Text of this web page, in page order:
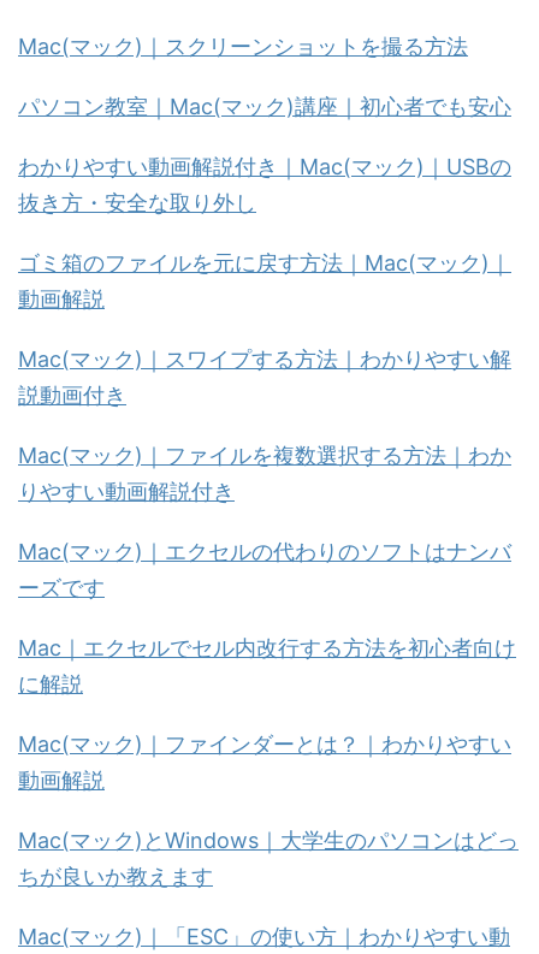
Mac(マック)｜スクリーンショットを撮る方法
パソコン教室｜Mac(マック)講座｜初心者でも安心
わかりやすい動画解説付き｜Mac(マック)｜USBの
抜き方・安全な取り外し
ゴミ箱のファイルを元に戻す方法｜Mac(マック)｜
動画解説
Mac(マック)｜スワイプする方法｜わかりやすい解
説動画付き
Mac(マック)｜ファイルを複数選択する方法｜わか
りやすい動画解説付き
Mac(マック)｜エクセルの代わりのソフトはナンバ
ーズです
Mac｜エクセルでセル内改行する方法を初心者向け
に解説
Mac(マック)｜ファインダーとは？｜わかりやすい
動画解説
Mac(マック)とWindows｜大学生のパソコンはどっ
ちが良いか教えます
Mac(マック)｜「ESC」の使い方｜わかりやすい動